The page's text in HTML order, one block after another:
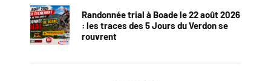
Randonnée trial à Boade le 22 août 2026
: les traces des 5 Jours du Verdon se
rouvrent